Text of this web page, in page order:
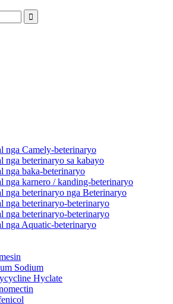
nga Camely-beterinaryo
nga beterinaryo sa kabayo
nga baka-beterinaryo
nga karnero / kanding-beterinaryo
nga beterinaryo nga Beterinaryo
nga beterinaryo-beterinaryo
nga beterinaryo-beterinaryo
nga Aquatic-beterinaryo
Sodium
Hyclate